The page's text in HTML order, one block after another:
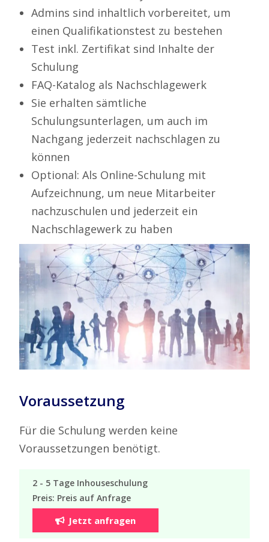
Admins sind inhaltlich vorbereitet, um
einen Qualifikationstest zu bestehen
Test inkl. Zertifikat sind Inhalte der
Schulung
FAQ-Katalog als Nachschlagewerk
Sie erhalten sämtliche
Schulungsunterlagen, um auch im
Nachgang jederzeit nachschlagen zu
können
Optional: Als Online-Schulung mit
Aufzeichnung, um neue Mitarbeiter
nachzuschulen und jederzeit ein
Nachschlagewerk zu haben
Voraussetzung
Für die Schulung werden keine
Voraussetzungen benötigt.
2 - 5 Tage Inhouseschulung
Preis: Preis auf Anfrage
Jetzt anfragen